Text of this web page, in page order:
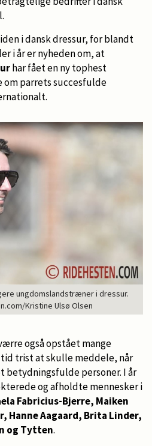
i dansk dressur, for blandt
i år er nyheden om, at
har fået en ny tophest
om parrets succesfulde
ungdomslandstræner i dressur.
Kristine Ulsø Olsen
også opstået mange
trist at skulle meddele, når
betydningsfulde personer. I år
og afholdte mennesker i
Fabricius-Bjerre, Maiken
Hanne Aagaard, Brita Linder,
og Tytten.